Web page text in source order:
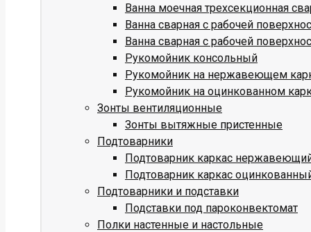
Ванна моечная трехсекционная
Ванна сварная с рабочей
Ванна сварная с рабочей
Рукомойник консольный
Рукомойник на нержавеющем
Рукомойник на оцинкованном
Зонты вентиляционные
Зонты вытяжные пристенные
Подтоварники
Подтоварник каркас
Подтоварник каркас
Подтоварники и подставки
Подставки под пароконвектомат
Полки настенные и настольные